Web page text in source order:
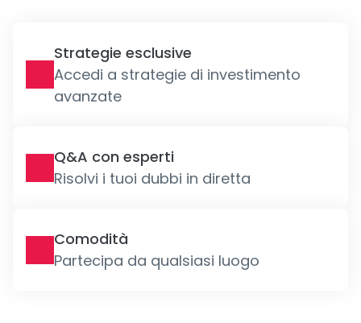
Strategie esclusive
Accedi a strategie di investimento
avanzate
Q&A con esperti
Risolvi i tuoi dubbi in diretta
Comodità
Partecipa da qualsiasi luogo